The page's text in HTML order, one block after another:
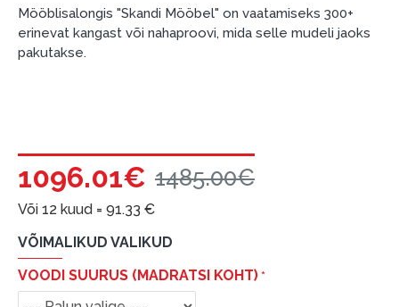
Mööblisalongis "Skandi Mööbel" on vaatamiseks 300+
erinevat kangast või nahaproovi, mida selle mudeli jaoks
pakutakse.
1096.01€ 1485.00€
Või 12 kuud = 91.33 €
VÕIMALIKUD VALIKUD
VOODI SUURUS (MADRATSI KOHT)